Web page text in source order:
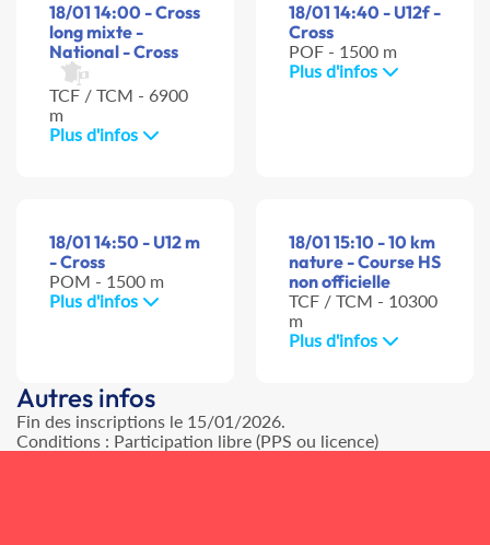
18/01 14:00 - Cross
long mixte -
National - Cross
TCF / TCM - 6900
m
Plus d'infos
18/01 14:40 - U12f -
Cross
POF - 1500 m
Plus d'infos
18/01 14:50 - U12 m
- Cross
POM - 1500 m
Plus d'infos
18/01 15:10 - 10 km
nature - Course HS
non officielle
TCF / TCM - 10300
m
Plus d'infos
Autres infos
Fin des inscriptions le 15/01/2026.
Conditions : Participation libre (PPS ou licence)